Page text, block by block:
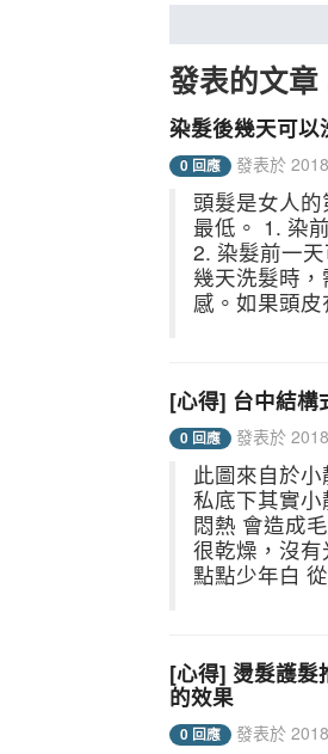
發表的文章
染髮後幾天可以
0 回應 發表於
頭髮是女人
最低。 1. 染
2. 染髮前一
幾天洗髮時
感。如果頭
[心得] 台中結構
0 回應 發表於
此圖來自於
私底下其實
悶熱 會造成
很乾燥，沒
點點少年白
[心得] 燙髮護髮
的效果
0 回應 發表於